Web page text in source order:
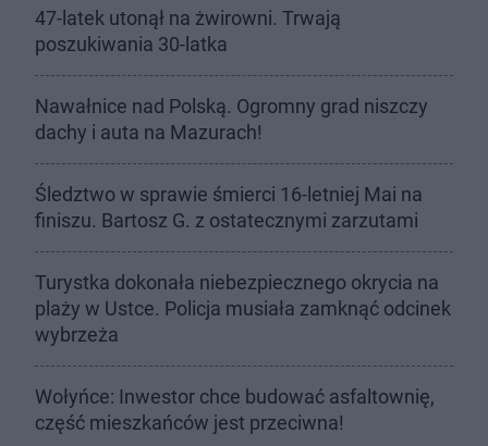
47-latek utonął na żwirowni. Trwają
poszukiwania 30-latka
Nawałnice nad Polską. Ogromny grad niszczy
dachy i auta na Mazurach!
Śledztwo w sprawie śmierci 16-letniej Mai na
finiszu. Bartosz G. z ostatecznymi zarzutami
Turystka dokonała niebezpiecznego okrycia na
plaży w Ustce. Policja musiała zamknąć odcinek
wybrzeża
Wołyńce: Inwestor chce budować asfaltownię,
część mieszkańców jest przeciwna!